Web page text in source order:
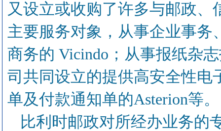
又设立或收购了许多与邮政
主要服务对象，从事企业事务
商务的 Vicindo；从事报纸杂
司共同设立的提供高安全性电
单及付款通知单的Asterion等。
比利时邮政对所经办业务的